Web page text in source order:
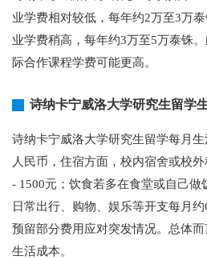
业学费相对较低，每年约2万至3万
业学费稍高，每年约3万至5万泰铢
际合作课程学费可能更高。
诗纳卡宁威洛大学研究生留学
诗纳卡宁威洛大学研究生留学每月
人民币，住宿方面，校内宿舍或校
- 1500元；饮食若多在食堂或自己做
日常出行、购物、娱乐等开支每月
预留部分费用应对突发情况。总体
生活成本。